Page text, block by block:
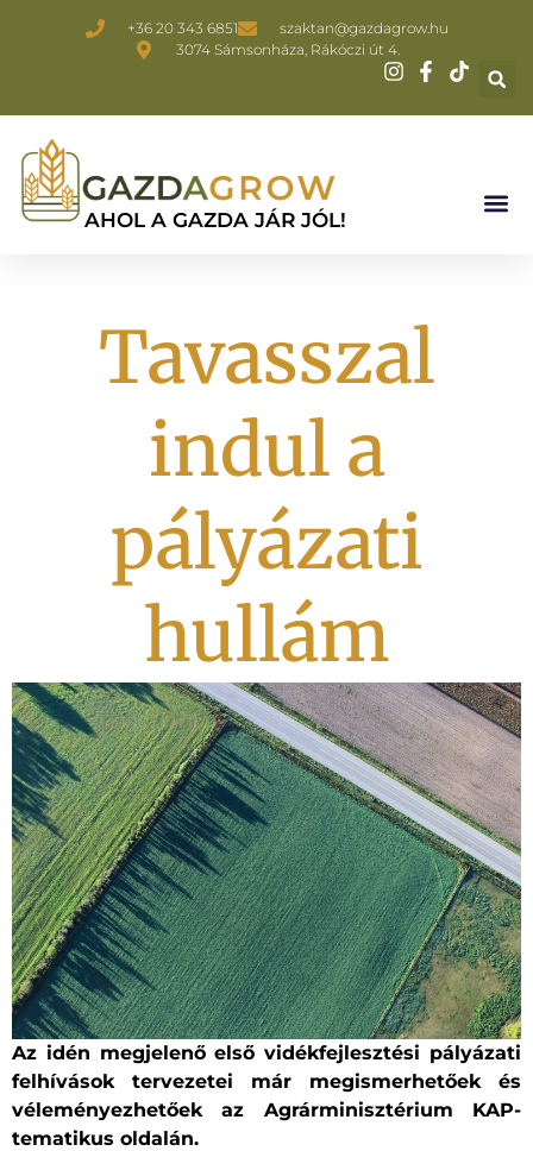
+36 20 343 6851
szaktan@gazdagrow.hu
3074 Sámsonháza, Rákóczi út 4.
AHOL A GAZDA JÁR JÓL!
Tavasszal
indul a
pályázati
hullám
Az idén megjelenő első vidékfejlesztési pályázati
felhívások tervezetei már megismerhetőek és
véleményezhetőek az Agrárminisztérium KAP-
tematikus oldalán.